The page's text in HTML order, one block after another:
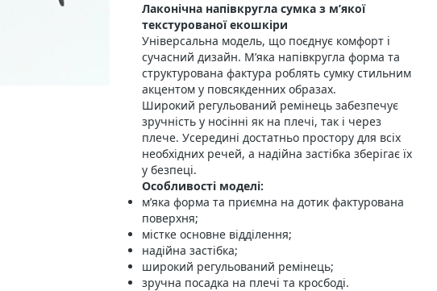
Лаконічна напівкругла сумка з м’якої
текстурованої екошкіри
Універсальна модель, що поєднує комфорт і
сучасний дизайн. М’яка напівкругла форма та
структурована фактура роблять сумку стильним
акцентом у повсякденних образах.
Широкий регульований ремінець забезпечує
зручність у носінні як на плечі, так і через
плече. Усередині достатньо простору для всіх
необхідних речей, а надійна застібка зберігає їх
у безпеці.
Особливості моделі:
м’яка форма та приємна на дотик фактурована
поверхня;
містке основне відділення;
надійна застібка;
широкий регульований ремінець;
зручна посадка на плечі та кросбоді.